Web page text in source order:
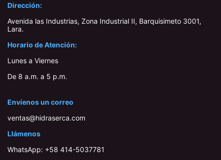
Dirección:
Avenida las Industrias, Zona Industrial II, Barquisimeto 3001,
Lara​.
Horario de Atención:
Lunes a Viernes
De 8 a.m. a 5 p.m.
Envíenos un correo
ventas@hidraserca.com
Llámenos
WhatsApp: +58 414-503778​1